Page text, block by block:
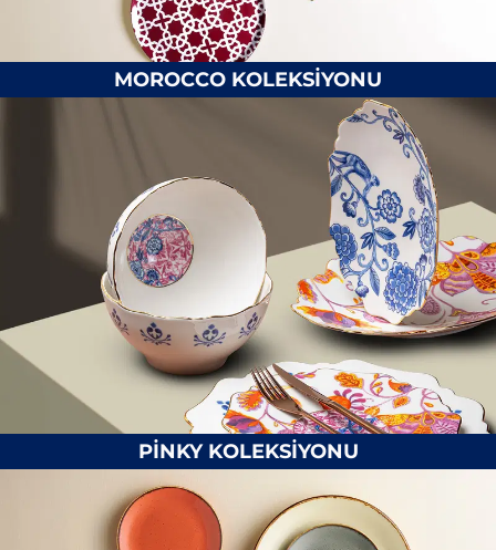
MOROCCO KOLEKSİYONU
PİNKY KOLEKSİYONU